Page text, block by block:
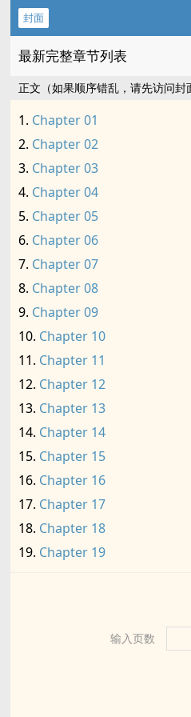
封面
最新完整章节列表
正文（如果顺序错乱，请先访问封
Chapter 01
Chapter 02
Chapter 03
Chapter 04
Chapter 05
Chapter 06
Chapter 07
Chapter 08
Chapter 09
Chapter 10
Chapter 11
Chapter 12
Chapter 13
Chapter 14
Chapter 15
Chapter 16
Chapter 17
Chapter 18
Chapter 19
输入页数